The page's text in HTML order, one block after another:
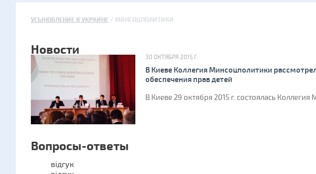
УСЫНОВЛЕНИЕ В УКРАИНЕ МИНСОЦПОЛИТИКИ
Новости
30 ОКТЯБРЯ 2015 Г.
В Киеве Коллегия Минсоцполитики
обеспечения прав детей
В Киеве 29 октября 2015 г. состоялась Коллегия
Вопросы-ответы
відгук